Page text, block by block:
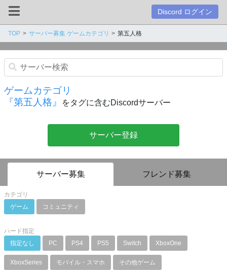
Discord ログイン
TOP サーバー募集 ゲームカテゴリ 第五人格
ゲームカテゴリ
『第五人格』
をタグに含むDiscordサーバー
サーバー登録
サーバー募集 フレンド募集
カテゴリ
ゲーム
コミュニティ
ハード指定
指定なし
PC PS4 PS5 Switch XboxOne
XboxSeries モバイル・スマホ その他ゲーム